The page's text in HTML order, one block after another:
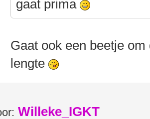
gaat prima
Gaat ook een beetje
lengte
Willeke_IGKT